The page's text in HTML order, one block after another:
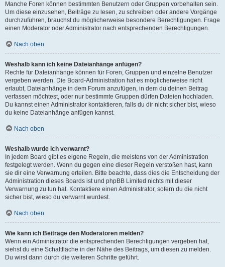
Manche Foren können bestimmten Benutzern oder Gruppen vorbehalten sein.
Um diese einzusehen, Beiträge zu lesen, zu schreiben oder andere Vorgänge
durchzuführen, brauchst du möglicherweise besondere Berechtigungen. Frage
einen Moderator oder Administrator nach entsprechenden Berechtigungen.
Nach oben
Weshalb kann ich keine Dateianhänge anfügen?
Rechte für Dateianhänge können für Foren, Gruppen und einzelne Benutzer
vergeben werden. Die Board-Administration hat es möglicherweise nicht
erlaubt, Dateianhänge in dem Forum anzufügen, in dem du deinen Beitrag
verfassen möchtest, oder nur bestimmte Gruppen dürfen Dateien hochladen.
Du kannst einen Administrator kontaktieren, falls du dir nicht sicher bist, wieso
du keine Dateianhänge anfügen kannst.
Nach oben
Weshalb wurde ich verwarnt?
In jedem Board gibt es eigene Regeln, die meistens von der Administration
festgelegt werden. Wenn du gegen eine dieser Regeln verstoßen hast, kann
sie dir eine Verwarnung erteilen. Bitte beachte, dass dies die Entscheidung der
Administration dieses Boards ist und phpBB Limited nichts mit dieser
Verwarnung zu tun hat. Kontaktiere einen Administrator, sofern du die nicht
sicher bist, wieso du verwarnt wurdest.
Nach oben
Wie kann ich Beiträge den Moderatoren melden?
Wenn ein Administrator die entsprechenden Berechtigungen vergeben hat,
siehst du eine Schaltfläche in der Nähe des Beitrags, um diesen zu melden.
Du wirst dann durch die weiteren Schritte geführt.